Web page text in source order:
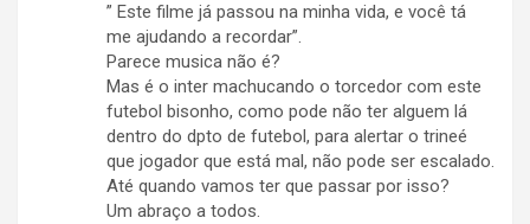
” Este filme já passou na minha vida, e você tá
me ajudando a recordar”.
Parece musica não é?
Mas é o inter machucando o torcedor com este
futebol bisonho, como pode não ter alguem lá
dentro do dpto de futebol, para alertar o trineé
que jogador que está mal, não pode ser escalado.
Até quando vamos ter que passar por isso?
Um abraço a todos.